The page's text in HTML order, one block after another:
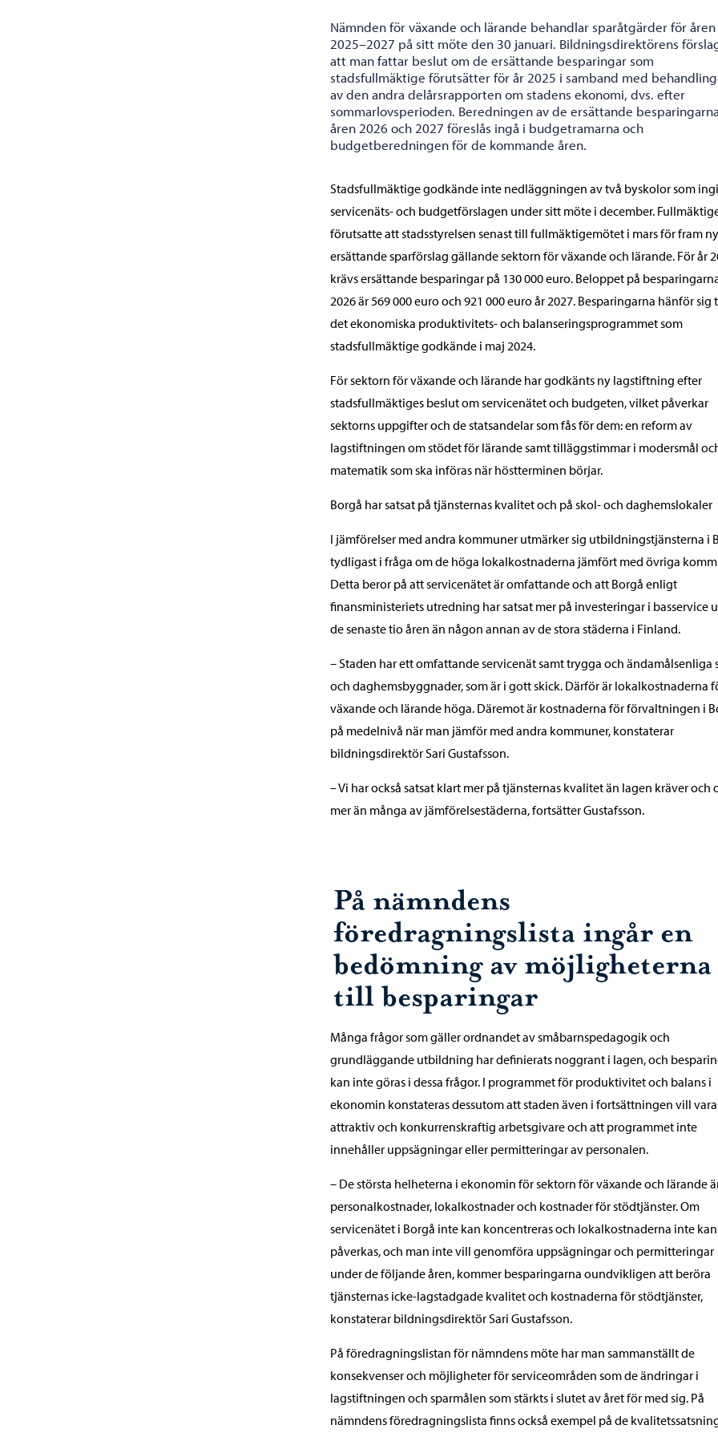
Nämnden för växande och lärande behandlar sparåtgärder för åren
2025–2027 på sitt möte den 30 januari. Bildningsdirektörens
att man fattar beslut om de ersättande besparingar som
stadsfullmäktige förutsätter för år 2025 i samband med
av den andra delårsrapporten om stadens ekonomi, dvs. efter
sommarlovsperioden. Beredningen av de ersättande
åren 2026 och 2027 föreslås ingå i budgetramarna och
budgetberedningen för de kommande åren.
Stadsfullmäktige godkände inte nedläggningen av två byskolor som
servicenäts- och budgetförslagen under sitt möte i december.
förutsatte att stadsstyrelsen senast till fullmäktigemötet i mars för fram
ersättande sparförslag gällande sektorn för växande och lärande. För år
krävs ersättande besparingar på 130 000 euro. Beloppet på
2026 är 569 000 euro och 921 000 euro år 2027. Besparingarna hänför sig
det ekonomiska produktivitets- och balanseringsprogrammet som
stadsfullmäktige godkände i maj 2024.
För sektorn för växande och lärande har godkänts ny lagstiftning efter
stadsfullmäktiges beslut om servicenätet och budgeten, vilket påverkar
sektorns uppgifter och de statsandelar som fås för dem: en reform av
lagstiftningen om stödet för lärande samt tilläggstimmar i modersmål
matematik som ska införas när höstterminen börjar.
Borgå har satsat på tjänsternas kvalitet och på skol- och daghemslokaler
I jämförelser med andra kommuner utmärker sig utbildningstjänsterna i
tydligast i fråga om de höga lokalkostnaderna jämfört med övriga
Detta beror på att servicenätet är omfattande och att Borgå enligt
finansministeriets utredning har satsat mer på investeringar i basservice
de senaste tio åren än någon annan av de stora städerna i Finland.
– Staden har ett omfattande servicenät samt trygga och ändamålsenliga
och daghemsbyggnader, som är i gott skick. Därför är lokalkostnaderna
växande och lärande höga. Däremot är kostnaderna för förvaltningen i
på medelnivå när man jämför med andra kommuner, konstaterar
bildningsdirektör Sari Gustafsson.
– Vi har också satsat klart mer på tjänsternas kvalitet än lagen kräver och
mer än många av jämförelsestäderna, fortsätter Gustafsson.
På nämndens
föredragningslista ingår en
bedömning av möjligheterna
till besparingar
Många frågor som gäller ordnandet av småbarnspedagogik och
grundläggande utbildning har definierats noggrant i lagen, och
kan inte göras i dessa frågor. I programmet för produktivitet och balans i
ekonomin konstateras dessutom att staden även i fortsättningen vill
attraktiv och konkurrenskraftig arbetsgivare och att programmet inte
innehåller uppsägningar eller permitteringar av personalen.
– De största helheterna i ekonomin för sektorn för växande och lärande
personalkostnader, lokalkostnader och kostnader för stödtjänster. Om
servicenätet i Borgå inte kan koncentreras och lokalkostnaderna inte kan
påverkas, och man inte vill genomföra uppsägningar och permitteringar
under de följande åren, kommer besparingarna oundvikligen att beröra
tjänsternas icke-lagstadgade kvalitet och kostnaderna för stödtjänster,
konstaterar bildningsdirektör Sari Gustafsson.
På föredragningslistan för nämndens möte har man sammanställt de
konsekvenser och möjligheter för serviceområden som de ändringar i
lagstiftningen och sparmålen som stärkts i slutet av året för med sig. På
nämndens föredragningslista finns också exempel på de